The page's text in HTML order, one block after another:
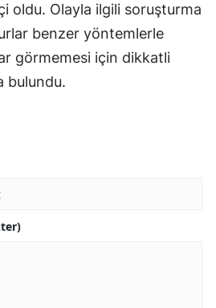
oldu. Olayla ilgili soruşturma
benzer yöntemlerle
görmemesi için dikkatli
bulundu.